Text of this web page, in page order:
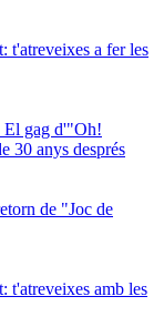
t'atreveixes a fer les
El gag d'"Oh!
30 anys després
de "Joc de
t'atreveixes amb les